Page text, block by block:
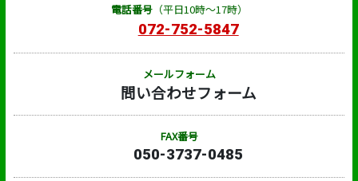
電話番号（平日10時～17時）
072-752-5847
メールフォーム
問い合わせフォーム
FAX番号
050-3737-0485